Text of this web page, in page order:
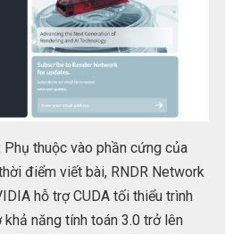
Phụ thuộc vào phần cứng của
điểm viết bài, RNDR Network
hỗ trợ CUDA tối thiểu trình
khả năng tính toán 3.0 trở lên